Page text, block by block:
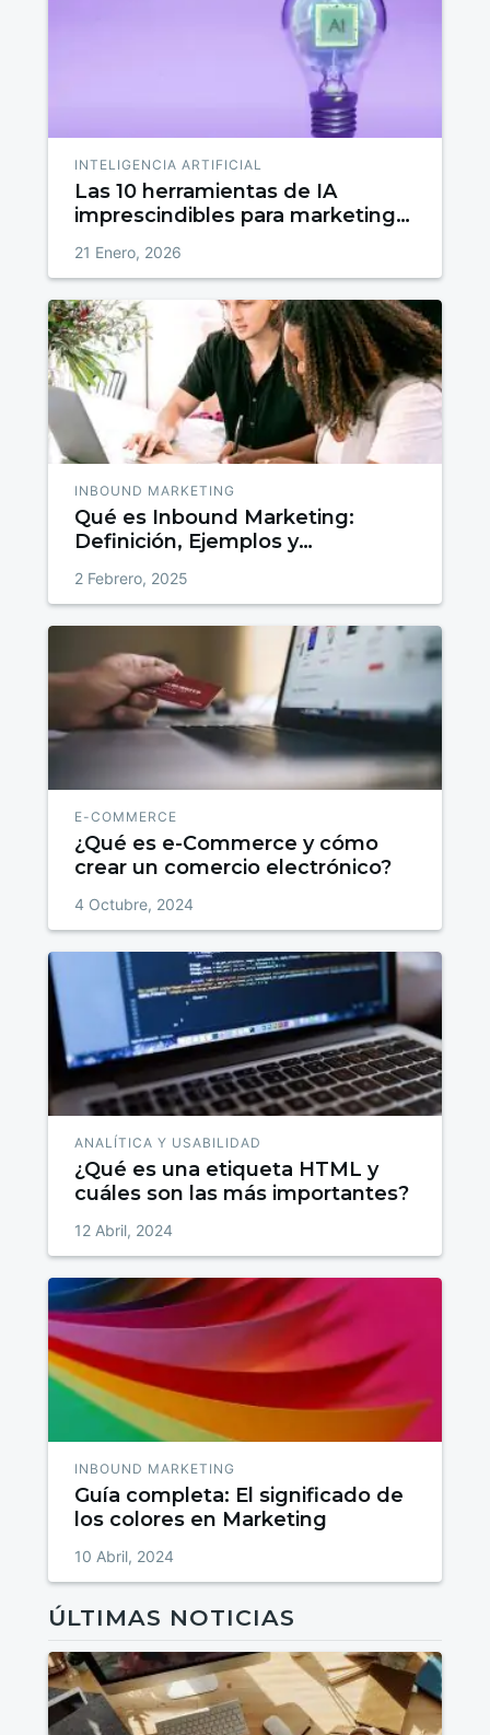
INTELIGENCIA ARTIFICIAL
Las 10 herramientas de IA
imprescindibles para marketing
21 Enero, 2026
INBOUND MARKETING
Qué es Inbound Marketing:
Definición, Ejemplos y
y Fidelizar
2 Febrero, 2025
E-COMMERCE
¿Qué es e-Commerce y cómo
crear un comercio electrónico?
4 Octubre, 2024
ANALÍTICA Y USABILIDAD
¿Qué es una etiqueta HTML y
cuáles son las más importantes?
12 Abril, 2024
INBOUND MARKETING
Guía completa: El significado de
los colores en Marketing
10 Abril, 2024
ÚLTIMAS NOTICIAS